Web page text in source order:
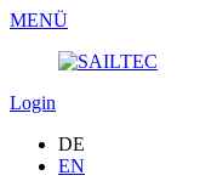
MENÜ
Login
DE
EN